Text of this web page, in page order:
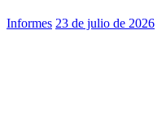
Informes 23 de julio de 2026